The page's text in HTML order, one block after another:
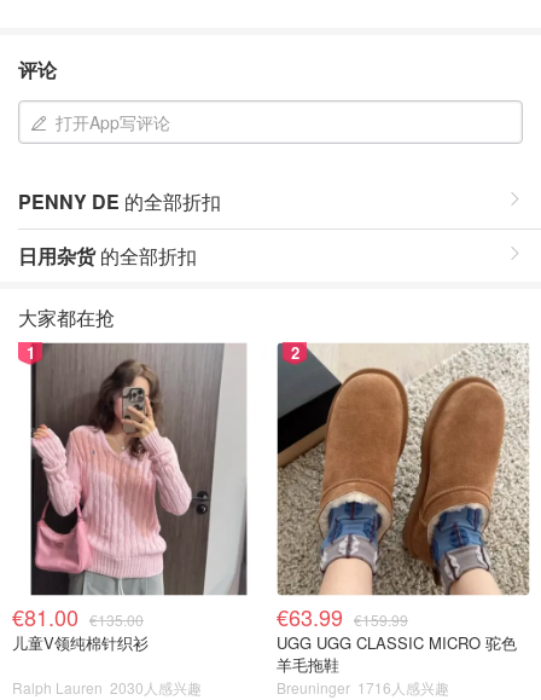
评论
打开App写评论
PENNY DE 的全部折扣
日用杂货的全部折扣
大家都在抢
1
€81.00 €135.00
儿童V领纯棉针织衫
Ralph Lauren 2030人感兴趣
2
€63.99 €159.99
UGG UGG CLASSIC MICRO 驼色
羊毛拖鞋
Breuninger 1716人感兴趣